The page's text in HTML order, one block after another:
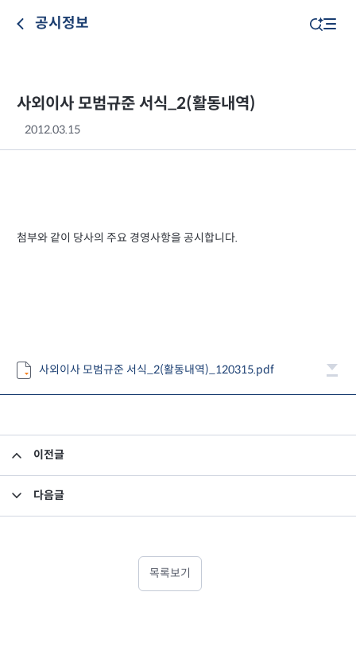
공시정보
사외이사 모범규준 서식_2(활동내역)
2012.03.15
첨부와 같이 당사의 주요 경영사항을 공시합니다.
사외이사 모범규준 서식_2(활동내역)_120315.pdf
이전글
다음글
목록보기